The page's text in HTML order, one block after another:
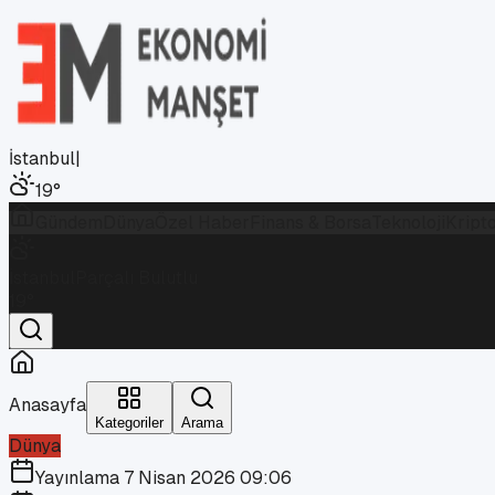
İstanbul|
19°
Anasayfa
Kategoriler Arama
Dünya
Yayınlama 7 Nisan 2026 09:06